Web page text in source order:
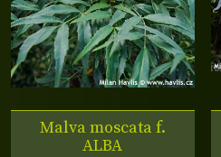
Malva moscata f.
ALBA